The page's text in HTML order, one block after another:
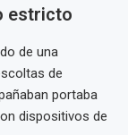
estricto
de una
de
portaba
dispositivos de